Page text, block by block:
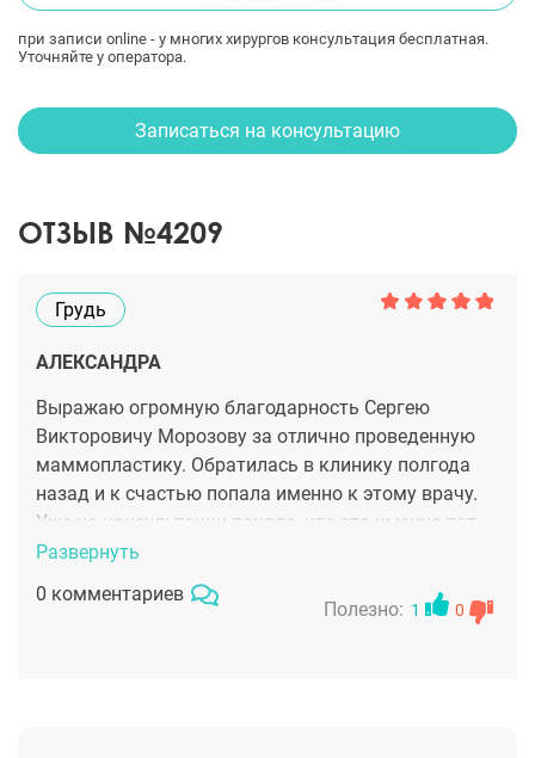
при записи online - у многих хирургов консультация бесплатная.
Уточняйте у оператора.
Записаться на консультацию
ОТЗЫВ №4209
Грудь
АЛЕКСАНДРА
Выражаю огромную благодарность Сергею
Викторовичу Морозову за отлично проведенную
маммопластику. Обратилась в клинику полгода
назад и к счастью попала именно к этому врачу.
Уже на консультации поняла, что это именно тот
доктор, который мне нужен, чуткий и
понимающий. Огромная благодарность за
прекрасное отношение к пациентам и отлично
Развернуть
0 комментариев
Полезно: 1 0